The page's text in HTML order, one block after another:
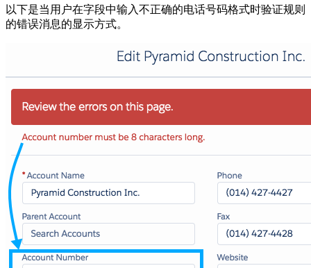
以下是当用户在字段中输入不正确的电话号码格式时验证规则
的错误消息的显示方式。